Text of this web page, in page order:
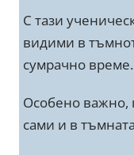
С тази
видими в
сумрачно време.
Особено важно,
сами и в